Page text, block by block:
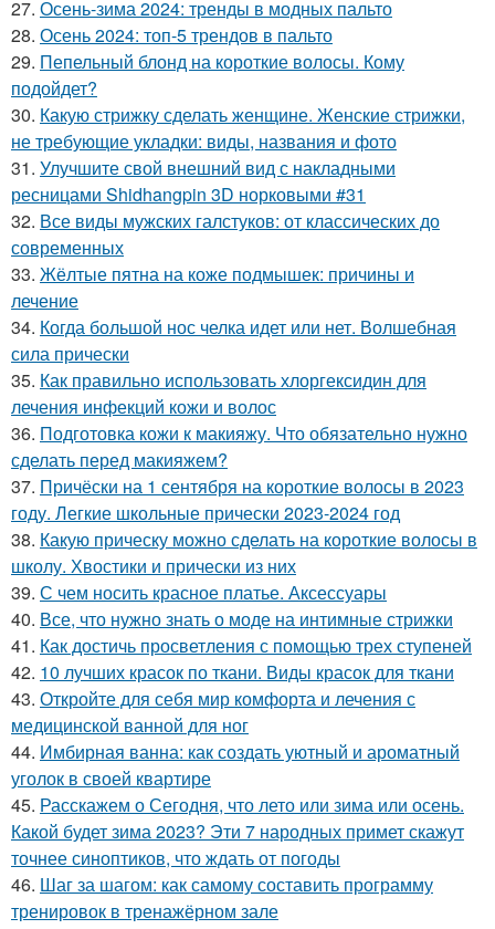
27. Осень-зима 2024: тренды в модных пальто
28. Осень 2024: топ-5 трендов в пальто
29. Пепельный блонд на короткие волосы. Кому
подойдет?
30. Какую стрижку сделать женщине. Женские стрижки,
не требующие укладки: виды, названия и фото
31. Улучшите свой внешний вид с накладными
ресницами Shidhangpin 3D норковыми #31
32. Все виды мужских галстуков: от классических до
современных
33. Жёлтые пятна на коже подмышек: причины и
лечение
34. Когда большой нос челка идет или нет. Волшебная
сила прически
35. Как правильно использовать хлоргексидин для
лечения инфекций кожи и волос
36. Подготовка кожи к макияжу. Что обязательно нужно
сделать перед макияжем?
37. Причёски на 1 сентября на короткие волосы в 2023
году. Легкие школьные прически 2023-2024 год
38. Какую прическу можно сделать на короткие волосы в
школу. Хвостики и прически из них
39. С чем носить красное платье. Аксессуары
40. Все, что нужно знать о моде на интимные стрижки
41. Как достичь просветления с помощью трех ступеней
42. 10 лучших красок по ткани. Виды красок для ткани
43. Откройте для себя мир комфорта и лечения с
медицинской ванной для ног
44. Имбирная ванна: как создать уютный и ароматный
уголок в своей квартире
45. Расскажем о Сегодня, что лето или зима или осень.
Какой будет зима 2023? Эти 7 народных примет скажут
точнее синоптиков, что ждать от погоды
46. Шаг за шагом: как самому составить программу
тренировок в тренажёрном зале